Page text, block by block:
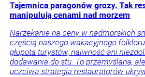
Tajemnica paragonów grozy. Tak
manipulują cenami nad morzem
Narzekanie na ceny w nadmorskich
częścią naszego wakacyjnego
głupota turystów, naiwność ani
dodawania do stu. To przemyślana,
uczciwa strategia restauratorów